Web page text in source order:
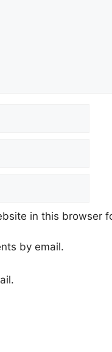
in this browser
by email.